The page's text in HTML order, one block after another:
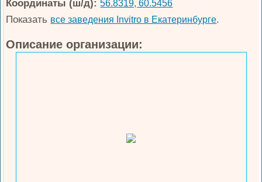
Координаты (ш/д): 56.8319, 60.5456
Показать все заведения Invitro в Екатеринбурге.
Описание организации: